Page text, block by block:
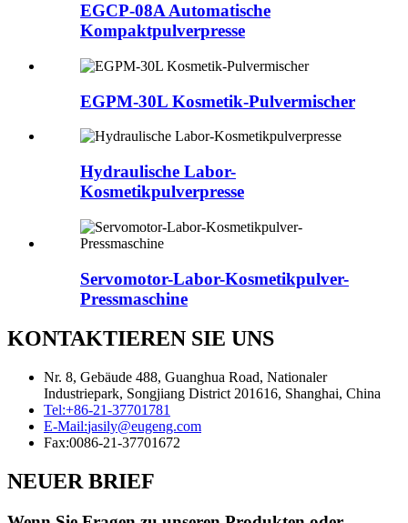
EGCP-08A Automatische
Kompaktpulverpresse
EGPM-30L Kosmetik-Pulvermischer
Hydraulische Labor-
Kosmetikpulverpresse
Servomotor-Labor-Kosmetikpulver-
Pressmaschine
KONTAKTIEREN SIE UNS
Nr. 8, Gebäude 488, Guanghua Road, Nationaler
Industriepark, Songjiang District 201616, Shanghai, China
Tel:+86-21-37701781
E-Mail:jasily@eugeng.com
Fax:0086-21-37701672
NEUER BRIEF